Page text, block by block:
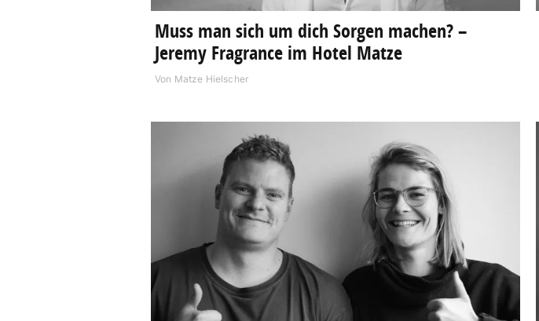
Muss man sich um dich Sorgen machen? –
Jeremy Fragrance im Hotel Matze
Von Matze Hielscher